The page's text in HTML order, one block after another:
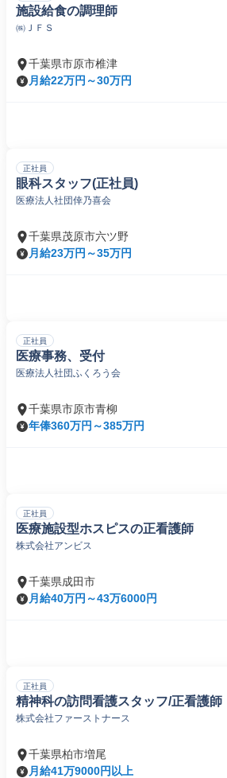
施設給食の調理師
㈱ＪＦＳ
千葉県市原市椎津
月給22万円～30万円
正社員
眼科スタッフ(正社員)
医療法人社団倖乃喜会
千葉県茂原市六ツ野
月給23万円～35万円
正社員
医療事務、受付
医療法人社団ふくろう会
千葉県市原市青柳
年俸360万円～385万円
正社員
医療施設型ホスピスの正看護師
株式会社アンビス
千葉県成田市
月給40万円～43万6000円
正社員
精神科の訪問看護スタッフ/正看護師
株式会社ファーストナース
千葉県柏市増尾
月給41万9000円以上